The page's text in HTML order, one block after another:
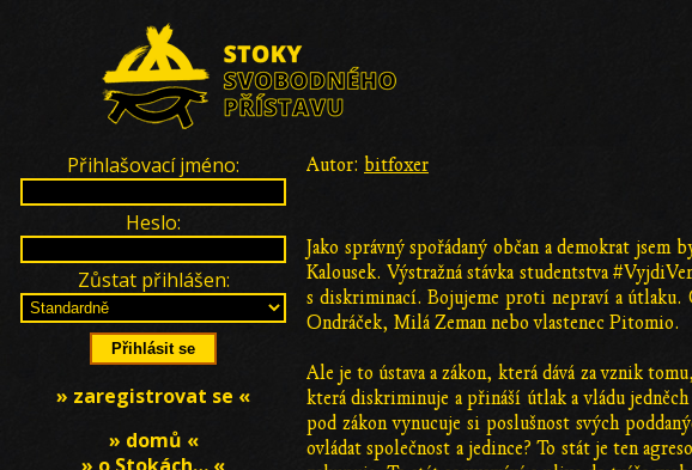
Autor: bitfoxer
Jako správný spořádaný občan a demokrat
Kalousek. Výstražná stávka studentstva
s diskriminací. Bojujeme proti nepraví a útlaku.
Ondráček, Milá Zeman nebo vlastenec Pitomio.
Ale je to ústava a zákon, která dává za vznik
která diskriminuje a přináší útlak a vládu
pod zákon vynucuje si poslušnost svých
ovládat společnost a jedince? To stát je ten
Přihlašovací jméno:
Heslo:
Zůstat přihlášen:
» zaregistrovat se «
» domů «